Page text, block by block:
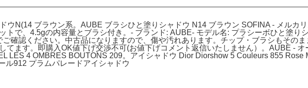
ウN(14 ブラウン系。AUBE ブラシひと塗りシャドウ N14 ブラウン SOFINA - メルカ
トで、4.5gの内容量とブラシ付き。- ブランド: AUBE- モデル名: プラシーボひと塗り
確認ください。中古品になりますので、傷や汚れあります。チップ・ブラシもその
てます。即購入OK値下げ交渉不可(お値下げコメント返信いたしません）。AUBE -
LES 4 OMBRES BOUTONS 209。アイシャドウ Dior Diorshow 5 Couleurs 855
ル912 プラムパレードアイシャドウ